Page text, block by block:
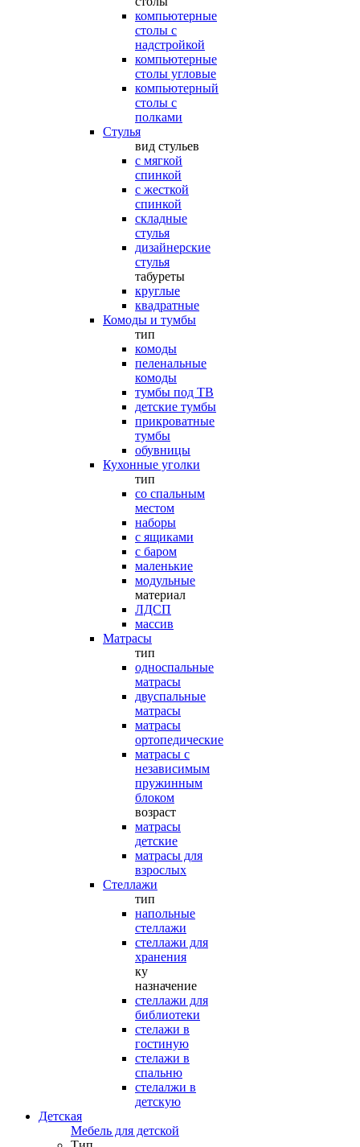
компьютерные
столы с
надстройкой
компьютерные
столы угловые
компьютерный
столы с
полками
Стулья
вид стульев
с мягкой
спинкой
с жесткой
спинкой
складные
стулья
дизайнерские
стулья
табуреты
круглые
квадратные
Комоды и тумбы
тип
комоды
пеленальные
комоды
тумбы под ТВ
детские тумбы
прикроватные
тумбы
обувницы
Кухонные уголки
тип
со спальным
местом
наборы
с ящиками
с баром
маленькие
модульные
материал
ЛДСП
массив
Матрасы
тип
односпальные
матрасы
двуспальные
матрасы
матрасы
ортопедические
матрасы с
независимым
пружинным
блоком
возраст
матрасы
детские
матрасы для
взрослых
Стеллажи
тип
напольные
стеллажи
стеллажи для
хранения
ку
назначение
стеллажи для
библиотеки
стелажи в
гостиную
стелажи в
спальню
стелалжи в
детскую
Детская
Мебель для детской